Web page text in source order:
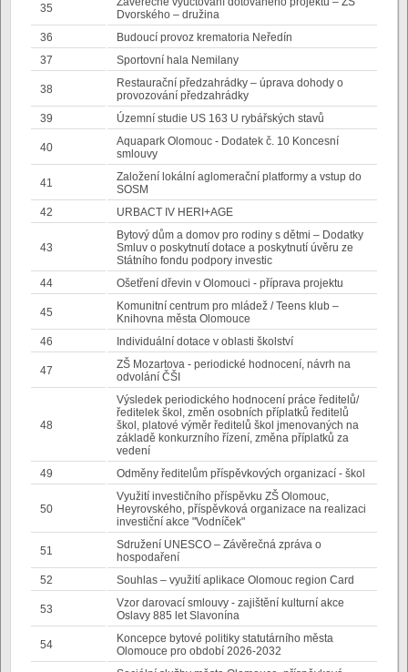
35
Dvorského – družina
36
Budoucí provoz krematoria Neředín
37
Sportovní hala Nemilany
38
Restaurační předzahrádky – úprava dohody o
provozování předzahrádky
39
Územní studie US 163 U rybářských stavů
40
Aquapark Olomouc - Dodatek č. 10 Koncesní
smlouvy
41
Založení lokální aglomerační platformy a vstup do
SOSM
42
URBACT IV HERI+AGE
43
Bytový dům a domov pro rodiny s dětmi – Dodatky
Smluv o poskytnutí dotace a poskytnutí úvěru ze
Státního fondu podpory investic
44
Ošetření dřevin v Olomouci - příprava projektu
45
Komunitní centrum pro mládež / Teens klub –
Knihovna města Olomouce
46
Individuální dotace v oblasti školství
47
ZŠ Mozartova - periodické hodnocení, návrh na
odvolání ČŠI
48
Výsledek periodického hodnocení práce ředitelů/
ředitelek škol, změn osobních příplatků ředitelů
škol, platové výměr ředitelů škol jmenovaných na
základě konkurzního řízení, změna příplatků za
vedení
49
Odměny ředitelům příspěvkových organizací - škol
50
Využití investičního příspěvku ZŠ Olomouc,
Heyrovského, příspěvková organizace na realizaci
investiční akce "Vodníček"
51
Sdružení UNESCO – Závěrečná zpráva o
hospodaření
52
Souhlas – využití aplikace Olomouc region Card
53
Vzor darovací smlouvy - zajištění kulturní akce
Oslavy 885 let Slavonína
54
Koncepce bytové politiky statutárního města
Olomouce pro období 2026-2032